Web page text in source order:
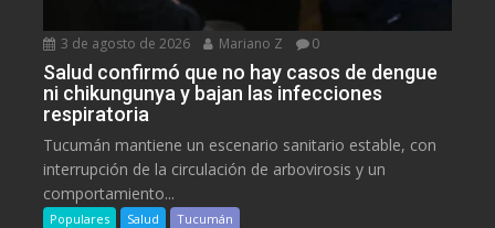
3 de agosto de 2026 Mariano Z 0
Salud confirmó que no hay casos de dengue
ni chikungunya y bajan las infecciones
respiratoria
Tucumán mantiene un escenario sanitario estable, con
interrupción de la circulación de arbovirosis y un
comportamiento...
Populares Salud Tucumán